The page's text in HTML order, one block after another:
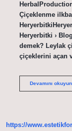
Çiçeklenme
Heryerbitki ›
demek? Leylak
çiçeklerini açan
Devamını okuyun
https://